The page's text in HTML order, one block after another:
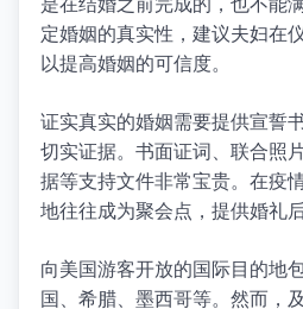
定婚姻的真实性，建议夫妇在
以提高婚姻的可信度。
证实真实的婚姻需要提供宣誓
切实证据。书面证词、联合照
据等支持文件非常宝贵。在疫
地往往成为聚会点，提供婚礼
向美国游客开放的国际目的地
国、希腊、墨西哥等。然而，